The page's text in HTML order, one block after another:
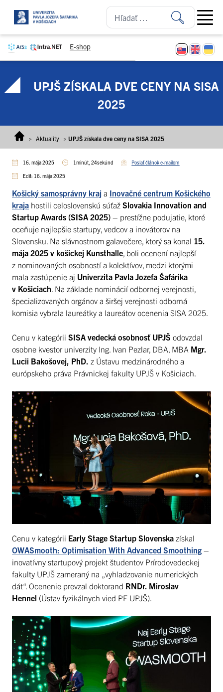
E-shop
Open
UPJŠ ZÍSKALA DVE CENY NA SISA
2025
> Aktuality > UPJŠ získala dve ceny na SISA 2025
16. mája 2025 1minút, 24sekúnd Poslať článok e-mailom
Edit: 16. mája 2025
Košický samosprávny kraj a Inovačné centrum Košického
kraja hostili celoslovenskú súťaž Slovakia Innovation and
Startup Awards (SISA 2025) – prestížne podujatie, ktoré
oceňuje najlepšie startupy, vedcov a inovátorov na
Slovensku. Na slávnostnom galavečere, ktorý sa konal 15.
mája 2025 v košickej Kunsthalle , boli ocenení najlepší
z nominovaných osobností a kolektívov, medzi ktorými
mala zastúpenie aj Univerzita Pavla Jozefa Šafárika
v Košiciach . Na základe nominácií odbornej verejnosti,
špecializovaných orgánov a širšej verejnosti odborná
komisia vybrala laureátky a laureátov ocenenia SISA 2025.
Cenu v kategórii SISA vedecká osobnosť UPJŠ odovzdal
osobne kvestor univerzity Ing. Ivan Pezlar, DBA, MBA Mgr.
Lucii Bakošovej, PhD. z Ústavu medzinárodného a
európskeho práva Právnickej fakulty UPJŠ v Košiciach.
Cenu v kategórii Early Stage Startup Slovenska získal
OWASmooth: Optimisation With Advanced Smoothing –
inovatívny startupový projekt študentov Prírodovedeckej
fakulty UPJŠ zameraný na „vyhladzovanie numerických
dát“. Ocenenie prevzal doktorand RNDr. Miroslav
Hennel (Ústav fyzikálnych vied PF UPJŠ).